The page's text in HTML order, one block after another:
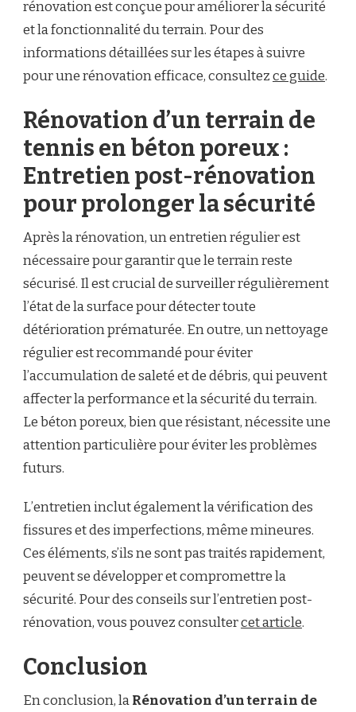
rénovation est conçue pour améliorer la sécurité
et la fonctionnalité du terrain. Pour des
informations détaillées sur les étapes à suivre
pour une rénovation efficace, consultezce guide.
Rénovation d’un terrain de
tennis en béton poreux :
Entretien post-rénovation
pour prolonger la sécurité
Après la rénovation, un entretien régulier est
nécessaire pour garantir que le terrain reste
sécurisé. Il est crucial de surveiller régulièrement
l’état de la surface pour détecter toute
détérioration prématurée. En outre, un nettoyage
régulier est recommandé pour éviter
l’accumulation de saleté et de débris, qui peuvent
affecter la performance et la sécurité du terrain.
Le béton poreux, bien que résistant, nécessite une
attention particulière pour éviter les problèmes
futurs.
L’entretien inclut également la vérification des
fissures et des imperfections, même mineures.
Ces éléments, s’ils ne sont pas traités rapidement,
peuvent se développer et compromettre la
sécurité. Pour des conseils sur l’entretien post-
rénovation, vous pouvez consultercet article.
Conclusion
En conclusion, laRénovation d’un terrain de